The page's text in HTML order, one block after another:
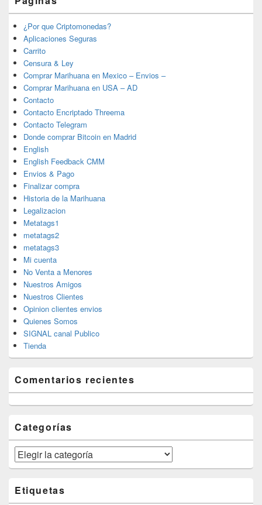
¿Por que Criptomonedas?
Aplicaciones Seguras
Carrito
Censura & Ley
Comprar Marihuana en Mexico – Envios –
Comprar Marihuana en USA – AD
Contacto
Contacto Encriptado Threema
Contacto Telegram
Donde comprar Bitcoin en Madrid
English
English Feedback CMM
Envios & Pago
Finalizar compra
Historia de la Marihuana
Legalizacion
Metatags1
metatags2
metatags3
Mi cuenta
No Venta a Menores
Nuestros Amigos
Nuestros Clientes
Opinion clientes envios
Quienes Somos
SIGNAL canal Publico
Tienda
Comentarios recientes
Categorías
Categorías
Etiquetas